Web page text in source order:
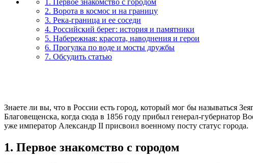
2. Ворота в космос и на границу
3. Река-граница и ее соседи
4. Российский берег: история и памятники
5. Набережная: красота, наводнения и герои
6. Прогулка по воде и мосты дружбы
7. Обсудить статью
Знаете ли вы, что в России есть город, который мог бы называться
Благовещенска, когда сюда в 1856 году прибыл генерал-губернатор
уже император Александр II присвоил военному посту статус города.
1. Первое знакомство с городом